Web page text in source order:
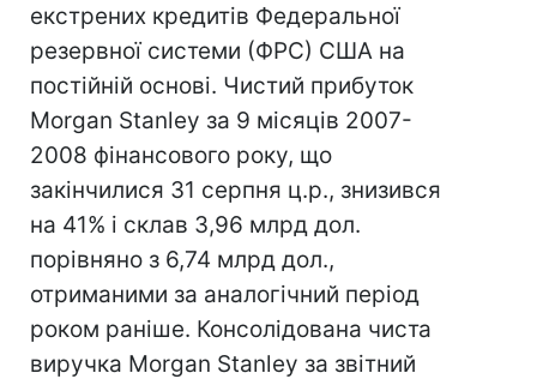
екстрених кредитів Федеральної
резервної системи (ФРС) США на
постійній основі. Чистий прибуток
Morgan Stanley за 9 місяців 2007-
2008 фінансового року, що
закінчилися 31 серпня ц.р., знизився
на 41% і склав 3,96 млрд дол.
порівняно з 6,74 млрд дол.,
отриманими за аналогічний період
роком раніше. Консолідована чиста
виручка Morgan Stanley за звітний